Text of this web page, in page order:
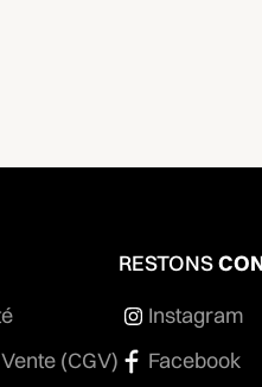
(CGV)
RESTONS
Instagram
Facebook